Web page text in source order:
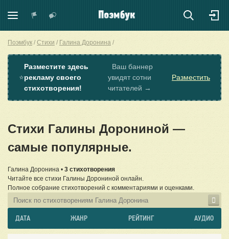
Поэмбук Стихи Галина Доронина
⭐
Разместите здесь
рекламу своего
стихотворения!
Ваш баннер
увидят сотни
читателей →
Разместить
Стихи Галины Дорониной —
самые популярные.
Галина Доронина • 3 стихотворения
Читайте все стихи Галины Дорониной онлайн.
Полное собрание стихотворений с комментариями и оценками.
ДАТА ЖАНР РЕЙТИНГ АУДИО